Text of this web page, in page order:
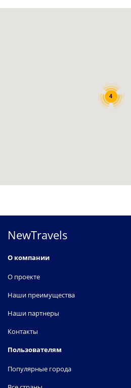
4
NewTravels
О компании
О проекте
Наши преимущества
Наши партнеры
Контакты
Пользователям
Популярные города